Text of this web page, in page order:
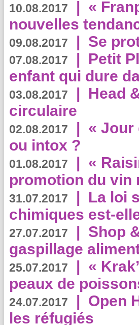
10.08.2017 | «
nouvelles
09.08.2017 | Se
07.08.2017 | Petit
enfant qui dure
03.08.2017 | Head
circulaire
02.08.2017 | « Jour
ou intox ?
01.08.2017 | «
promotion du vin
31.07.2017 | La loi
chimiques est-
27.07.2017 | Shop
gaspillage
25.07.2017 | «
peaux de
24.07.2017 | Open
les réfugiés